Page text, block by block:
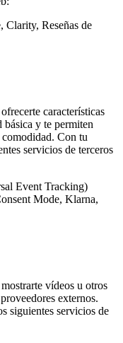
Reseñas de
características
y te permiten
Con tu
servicios de terceros
Event Tracking)
Mode, Klarna,
vídeos u otros
externos.
siguientes servicios de